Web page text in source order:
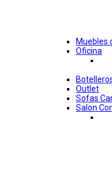
Muebles
Oficina
Outlet
Sofas
Salon